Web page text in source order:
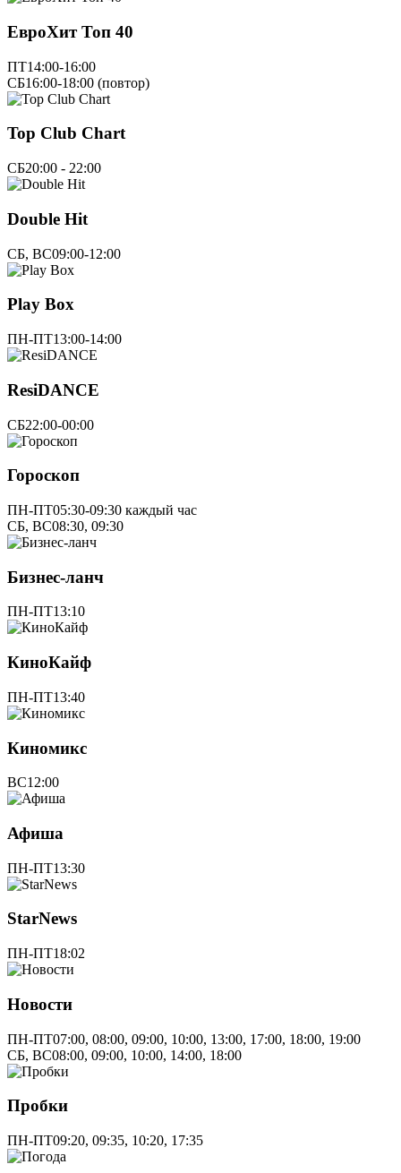
ЕвроХит Топ 40
ПТ14:00-16:00
СБ16:00-18:00 (повтор)
Top Club Chart
СБ20:00 - 22:00
Double Hit
СБ, ВС09:00-12:00
Play Box
ПН-ПТ13:00-14:00
ResiDANCE
СБ22:00-00:00
Гороскоп
ПН-ПТ05:30-09:30 каждый час
СБ, ВС08:30, 09:30
Бизнес-ланч
ПН-ПТ13:10
КиноКайф
ПН-ПТ13:40
Киномикс
ВС12:00
Афиша
ПН-ПТ13:30
StarNews
ПН-ПТ18:02
Новости
ПН-ПТ07:00, 08:00, 09:00, 10:00, 13:00, 17:00, 18:00, 19:00
СБ, ВС08:00, 09:00, 10:00, 14:00, 18:00
Пробки
ПН-ПТ09:20, 09:35, 10:20, 17:35